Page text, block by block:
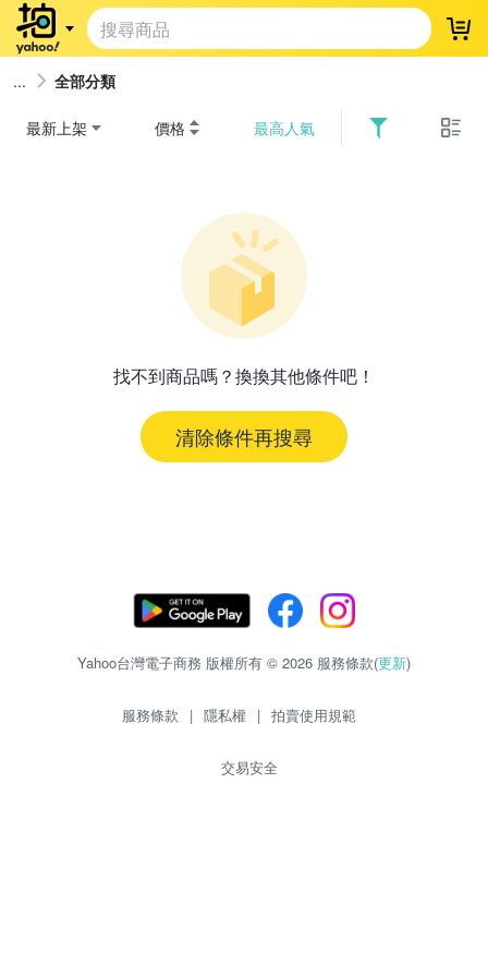
登
全部分類
最新上架 價格 最高人氣
找不到商品嗎？換換其他條件吧！
清除條件再搜尋
Yahoo台灣電子商務 版權所有 © 2026 服務條款(更新)
服務條款 | 隱私權 | 拍賣使用規範
交易安全